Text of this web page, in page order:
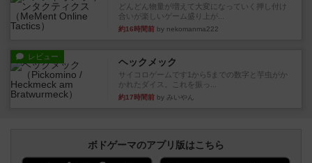
どんどん物量が増えて大変になっていく押し付け
合いが楽しいゲーム盛り上が...
約16時間前 by nekomanma222
レビュー ヘックメック
サイコロゲームです1から5までの数字と芋虫がか
かれたダイス。これを振っ...
約17時間前 by みいやん
ボドゲーマのアプリ版はこちら